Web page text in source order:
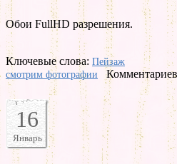
Обои FullHD разрешения.
Ключевые слова: Пейзаж
смотрим фотографии
16
Январь